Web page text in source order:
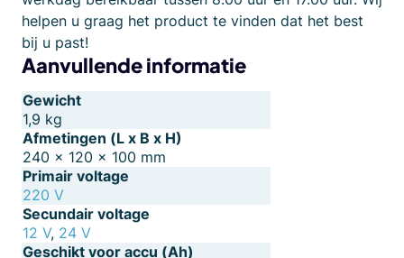
helpen u graag het product te vinden dat het best
bij u past!
Aanvullende informatie
Gewicht
1,9 kg
Afmetingen (L x B x H)
240 × 120 × 100 mm
Primair voltage
220 V
Secundair voltage
12 V, 24 V
Geschikt voor accu (Ah)